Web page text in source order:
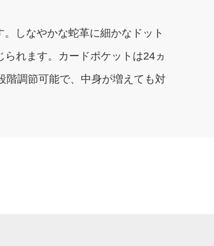
しなやかな蛇革に細かなドット
れます。カードポケットは24ヵ
階調節可能で、中身が増えても対